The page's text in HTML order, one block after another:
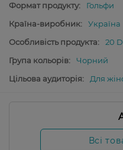
Формат продукту:
Гольфи
Країна-виробник:
Україна
Особливість продукта:
20
Група кольорів:
Чорний
Цільова аудиторія:
Для
Всі